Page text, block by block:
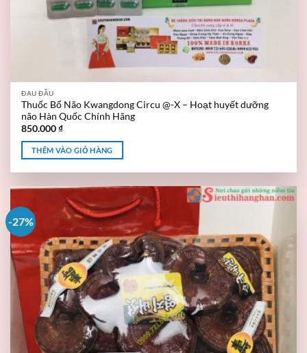
ĐAU ĐẦU
Thuốc Bổ Não Kwangdong Circu @-X – Hoạt huyết dưỡng
não Hàn Quốc Chính Hãng
850.000₫
THÊM VÀO GIỎ HÀNG
-27%